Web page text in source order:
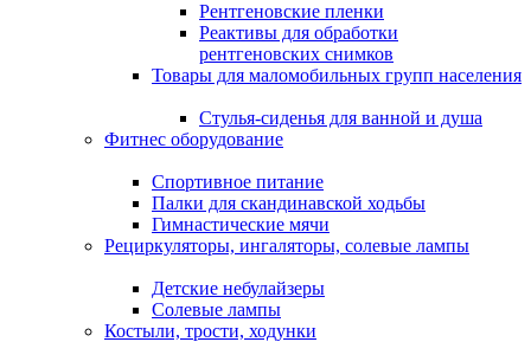
Рентгеновские пленки
Реактивы для обработки
рентгеновских снимков
Товары для маломобильных групп населения
Стулья-сиденья для ванной и душа
Фитнес оборудование
Спортивное питание
Палки для скандинавской ходьбы
Гимнастические мячи
Рециркуляторы, ингаляторы, солевые лампы
Детские небулайзеры
Солевые лампы
Костыли, трости, ходунки